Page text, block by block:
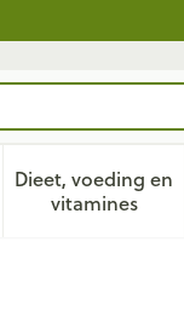
voor
Dieet, voeding en
vitamines
Toon